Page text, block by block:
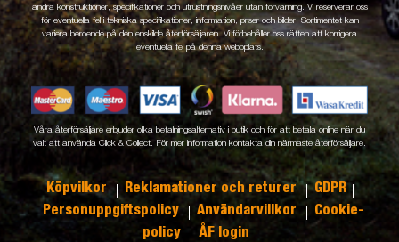
ändra konstruktioner, specifikationer och utrustningsnivåer utan förvarning. Vi reserverar oss
för eventuella fel i tekniska specifikationer, information, priser och bilder. Sortimentet kan
variera beroende på den enskilde återförsäljaren. Vi förbehåller oss rätten att korrigera
eventuella fel på denna webbplats.
Våra återförsäljare erbjuder olika betalningsalternativ i butik och för att betala online när du
valt att använda Click & Collect. För mer information kontakta din närmaste återförsäljare.
Köpvilkor Reklamationer och returer
GDPR
Personuppgiftspolicy
Användarvillkor
Cookie-
policy
ÅF login